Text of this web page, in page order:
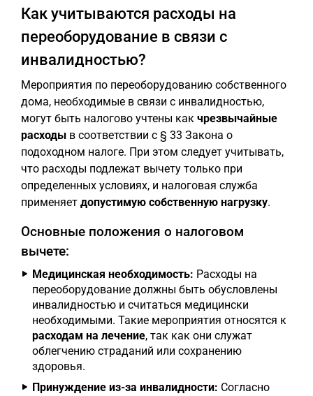
Как учитываются расходы на
переоборудование в связи с
инвалидностью?
Мероприятия по переоборудованию собственного
дома, необходимые в связи с инвалидностью,
могут быть налогово учтены как чрезвычайные
расходы в соответствии с § 33 Закона о
подоходном налоге. При этом следует учитывать,
что расходы подлежат вычету только при
определенных условиях, и налоговая служба
применяет допустимую собственную нагрузку.
Основные положения о налоговом
вычете:
Медицинская необходимость: Расходы на
переоборудование должны быть обусловлены
инвалидностью и считаться медицински
необходимыми. Такие мероприятия относятся к
расходам на лечение, так как они служат
облегчению страданий или сохранению
здоровья.
Принуждение из-за инвалидности: Согласно